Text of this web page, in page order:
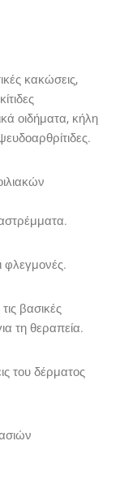
κακώσεις,
οιδήματα, κήλη
φλεγμονές.
βασικές
τη θεραπεία.
του δέρματος